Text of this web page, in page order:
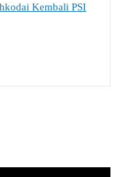
Kembali PSI